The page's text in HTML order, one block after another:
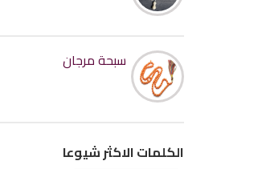
سبحة مرجان
الكلمات الاكثر شيوعا